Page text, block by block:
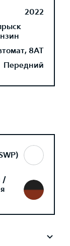
2022
8AT
Передний
/